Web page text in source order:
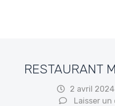
RESTAURANT
2 avril 2024
Laisser